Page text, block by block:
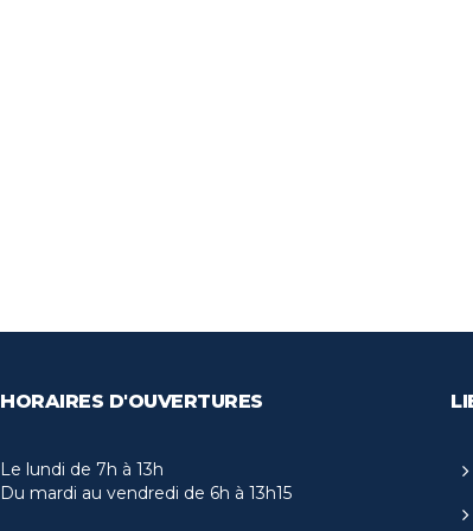
HORAIRES D'OUVERTURES
Le lundi de 7h à 13h
Du mardi au vendredi de 6h à 13h15